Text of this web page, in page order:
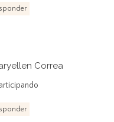
Correa